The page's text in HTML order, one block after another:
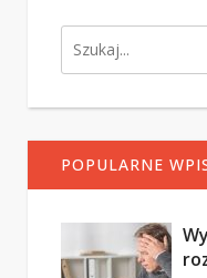
POPULARNE